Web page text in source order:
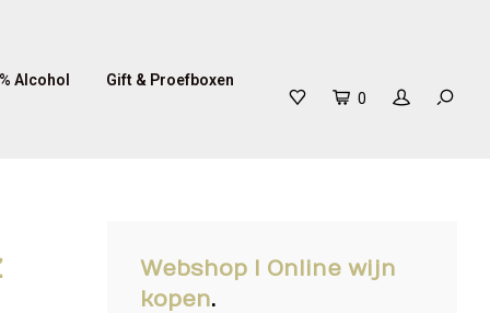
Alcohol
Gift & Proefboxen
0
Webshop I Online wijn
kopen.